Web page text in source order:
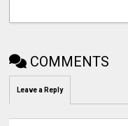
COMMENTS
Leave a Reply